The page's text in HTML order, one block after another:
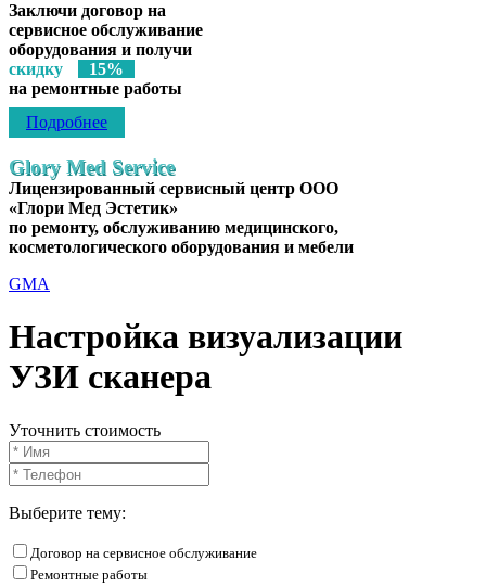
Заключи договор на
сервисное обслуживание
оборудования и получи
скидку
15%
на ремонтные работы
Подробнее
Glory Med Service
Лицензированный сервисный центр ООО
«Глори Мед Эстетик»
по ремонту, обслуживанию медицинского,
косметологического оборудования и мебели
GMA
Настройка визуализации
УЗИ сканера
Уточнить стоимость
Выберите тему:
Договор на сервисное обслуживание
Ремонтные работы